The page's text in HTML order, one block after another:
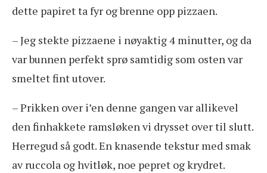
dette papiret ta fyr og brenne opp pizzaen.
– Jeg stekte pizzaene i nøyaktig 4 minutter, og da
var bunnen perfekt sprø samtidig som osten var
smeltet fint utover.
– Prikken over i’en denne gangen var allikevel
den finhakkete ramsløken vi drysset over til slutt.
Herregud så godt. En knasende tekstur med smak
av ruccola og hvitløk, noe pepret og krydret.